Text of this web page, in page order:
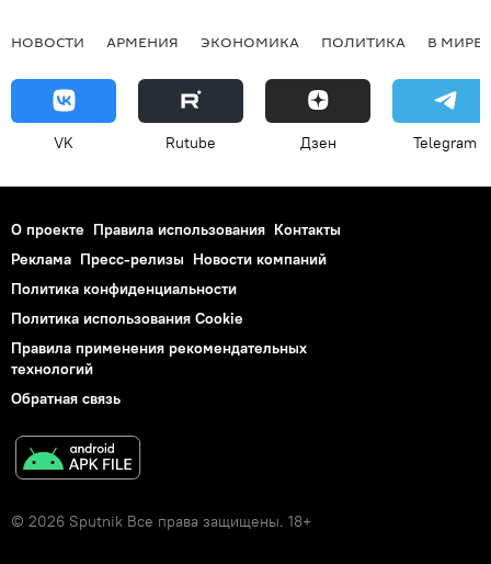
НОВОСТИ АРМЕНИЯ ЭКОНОМИКА ПОЛИТИКА В МИРЕ
VK Rutube Дзен Telegram
О проекте Правила использования Контакты
Реклама Пресс-релизы Новости компаний
Политика конфиденциальности
Политика использования Cookie
Правила применения рекомендательных
технологий
Обратная связь
© 2026 Sputnik Все права защищены. 18+